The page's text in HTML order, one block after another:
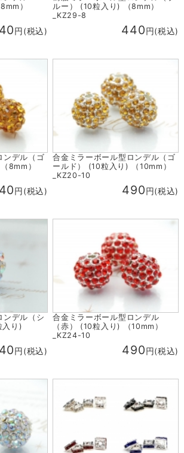
）
円(税込)
ルー） (10粒入り) （8mm）
_KZ29-8
440円(税込)
ンデル（ゴ
8mm）
円(税込)
合金ミラーボール型ロンデル（ゴ
ールド） (10粒入り) （10mm）
_KZ20-10
490円(税込)
ンデル（シ
入り)
円(税込)
合金ミラーボール型ロンデル
（赤） (10粒入り) （10mm）
_KZ24-10
490円(税込)